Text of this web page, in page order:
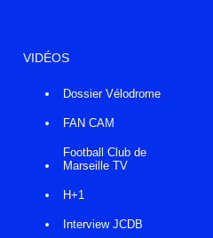
VIDÉOS
Dossier Vélodrome
FAN CAM
Football Club de
Marseille TV
H+1
Interview JCDB